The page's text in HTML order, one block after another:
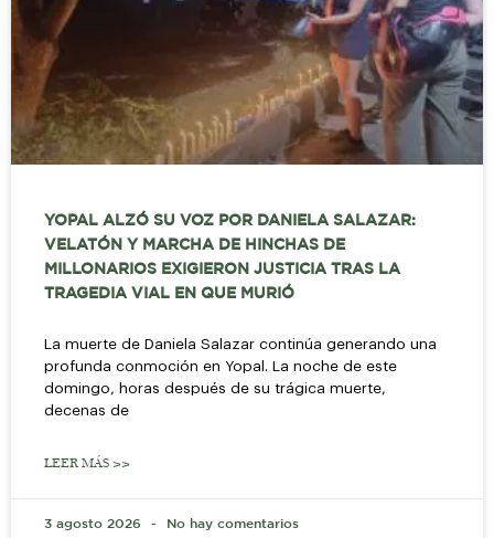
YOPAL ALZÓ SU VOZ POR DANIELA SALAZAR:
VELATÓN Y MARCHA DE HINCHAS DE
MILLONARIOS EXIGIERON JUSTICIA TRAS LA
TRAGEDIA VIAL EN QUE MURIÓ
La muerte de Daniela Salazar continúa generando una
profunda conmoción en Yopal. La noche de este
domingo, horas después de su trágica muerte,
decenas de
LEER MÁS >>
3 agosto 2026 No hay comentarios